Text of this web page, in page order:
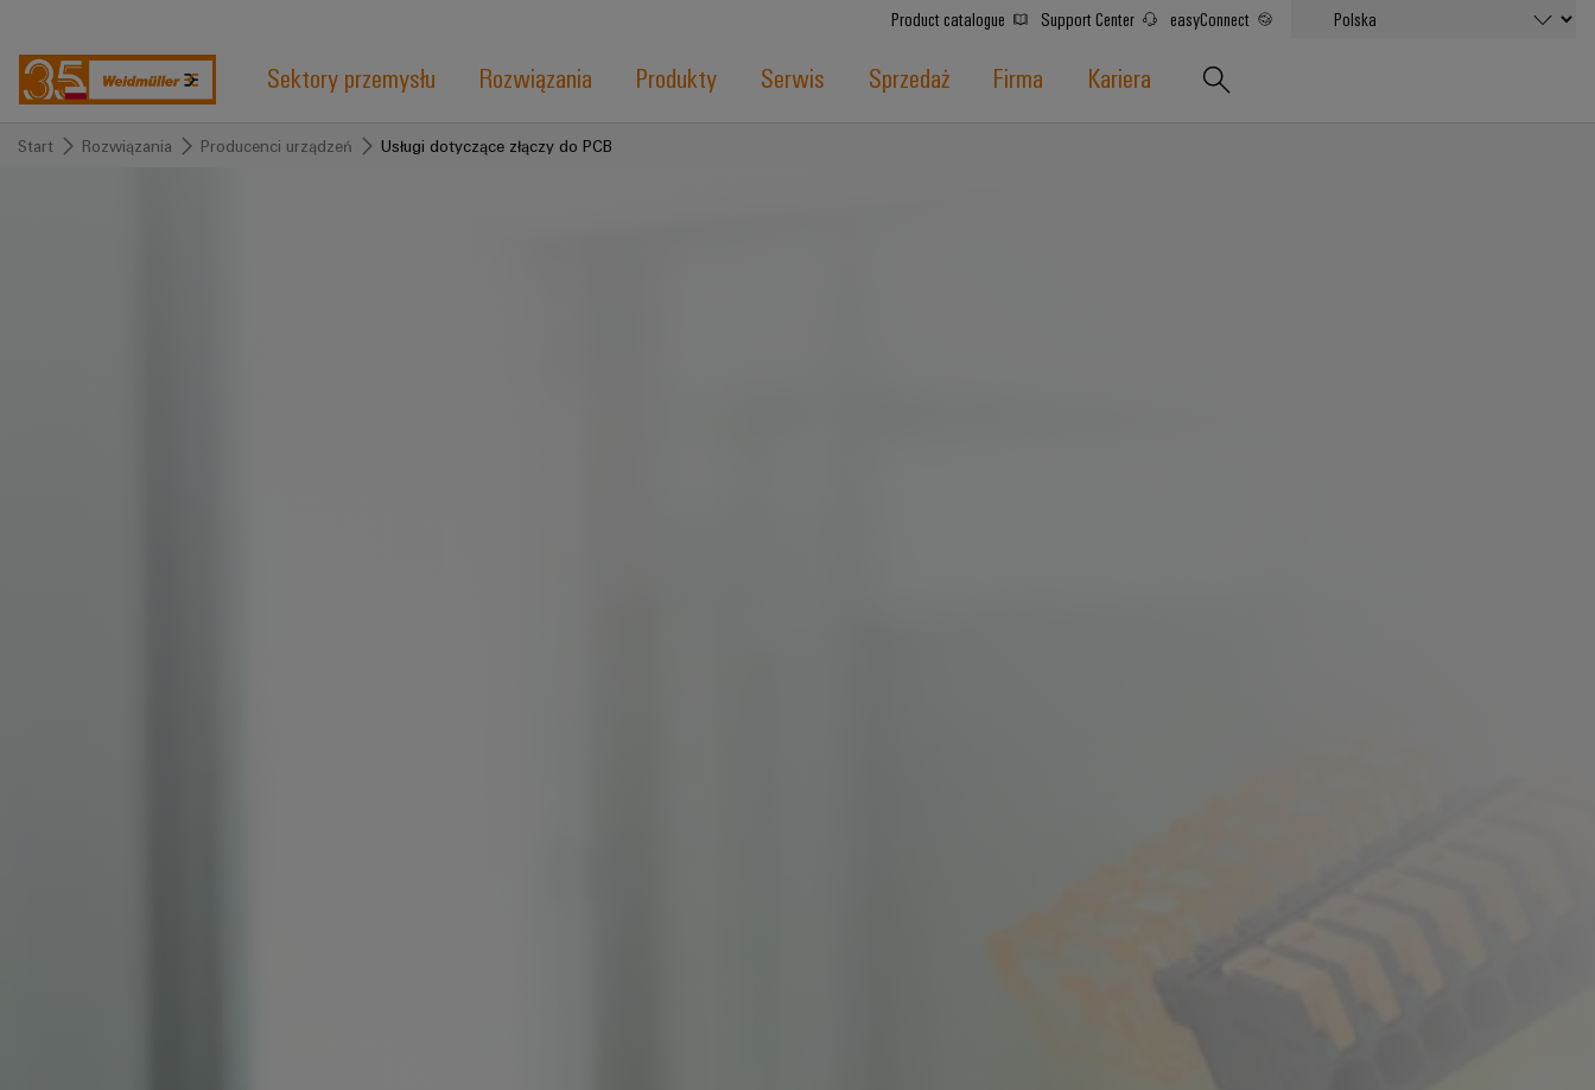
Product catalogue Support Center easyConnect
Sektory przemysłu Rozwiązania Produkty Serwis Sprzedaż Firma Kariera
Start Rozwiązania Producenci urządzeń Usługi dotyczące złączy do PCB